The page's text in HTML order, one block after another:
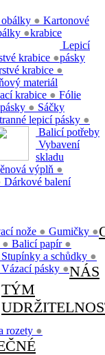
obálky ●
●
Kartonové
krabice
krabice ●
krabice ●
krabice ●
Lepicí
pásky
●
lepicí pásky ●
materiál
výplň ●
Fólie
Sáčky
Balicí potřeby
nože ● Gumičky ●
● Balicí papír ●
Vybavení
skladu
Stupínky a schůdky ●
Vázací pásky ●
Dárkové balení
rozety ●
NÁS
TÝM